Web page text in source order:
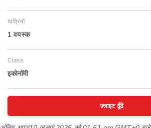
यात्रियों
1 वयस्‍क
Class
इकोनॉमी
फ़्लाइट ढूँढें